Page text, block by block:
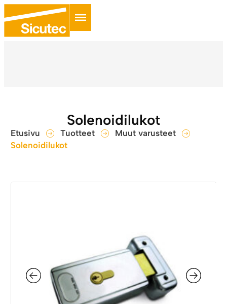
Solenoidilukot
Etusivu Tuotteet
Muut varusteet
Solenoidilukot